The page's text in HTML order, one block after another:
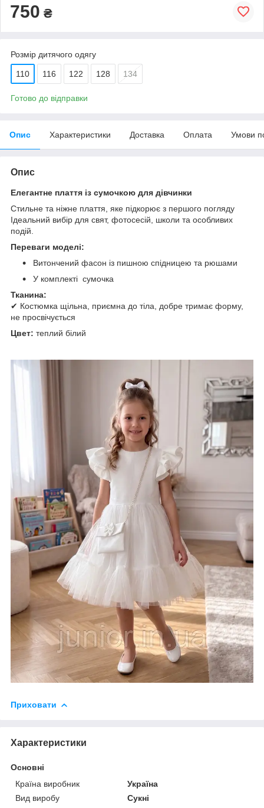
750 ₴
Розмір дитячого одягу
110 116 122 128 134
Готово до відправки
Опис Характеристики Доставка Оплата Умови
Опис
Елегантне плаття із сумочкою для дівчинки
Стильне та ніжне плаття, яке підкорює з першого погляду
Ідеальний вибір для свят, фотосесій, школи та особливих
подій.
Переваги моделі:
Витончений фасон із пишною спідницею та рюшами
У комплекті сумочка
Тканина:
✔ Костюмка щільна, приємна до тіла, добре тримає форму,
не просвічується
Цвет: теплий білий
Приховати
Характеристики
Основні
Країна виробник
Україна
Вид виробу
Сукні